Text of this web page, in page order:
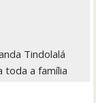
Tindolalá
toda a família